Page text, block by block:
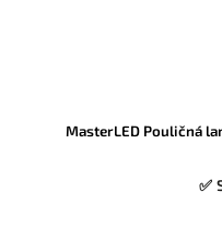
MasterLED Pouličná
✅